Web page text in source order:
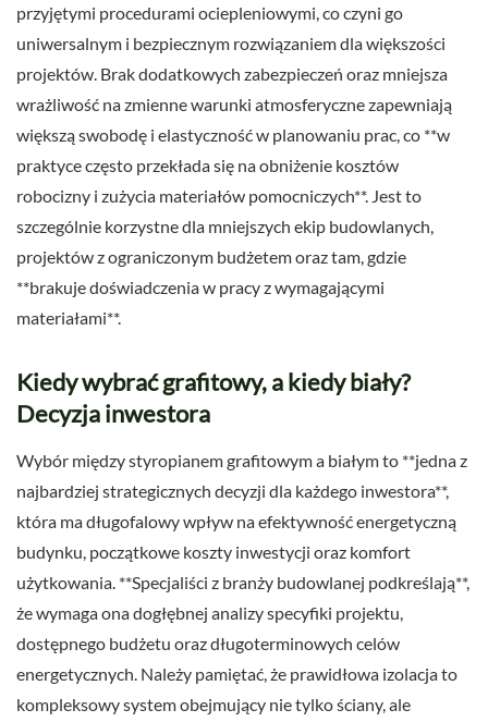
przyjętymi procedurami ociepleniowymi, co czyni go
uniwersalnym i bezpiecznym rozwiązaniem dla większości
projektów. Brak dodatkowych zabezpieczeń oraz mniejsza
wrażliwość na zmienne warunki atmosferyczne zapewniają
większą swobodę i elastyczność w planowaniu prac, co **w
praktyce często przekłada się na obniżenie kosztów
robocizny i zużycia materiałów pomocniczych**. Jest to
szczególnie korzystne dla mniejszych ekip budowlanych,
projektów z ograniczonym budżetem oraz tam, gdzie
**brakuje doświadczenia w pracy z wymagającymi
materiałami**.
Kiedy wybrać grafitowy, a kiedy biały?
Decyzja inwestora
Wybór między styropianem grafitowym a białym to **jedna z
najbardziej strategicznych decyzji dla każdego inwestora**,
która ma długofalowy wpływ na efektywność energetyczną
budynku, początkowe koszty inwestycji oraz komfort
użytkowania. **Specjaliści z branży budowlanej podkreślają**,
że wymaga ona dogłębnej analizy specyfiki projektu,
dostępnego budżetu oraz długoterminowych celów
energetycznych. Należy pamiętać, że prawidłowa izolacja to
kompleksowy system obejmujący nie tylko ściany, ale